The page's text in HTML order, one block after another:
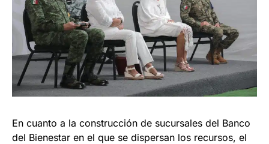
En cuanto a la construcción de sucursales del Banco
del Bienestar en el que se dispersan los recursos, el